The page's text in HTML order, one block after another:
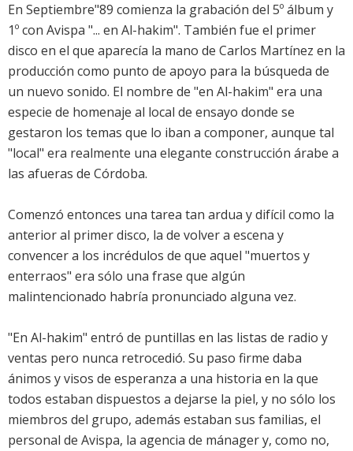
En Septiembre"89 comienza la grabación del 5º álbum y
1º con Avispa "... en Al-hakim". También fue el primer
disco en el que aparecía la mano de Carlos Martínez en la
producción como punto de apoyo para la búsqueda de
un nuevo sonido. El nombre de "en Al-hakim" era una
especie de homenaje al local de ensayo donde se
gestaron los temas que lo iban a componer, aunque tal
"local" era realmente una elegante construcción árabe a
las afueras de Córdoba.
Comenzó entonces una tarea tan ardua y difícil como la
anterior al primer disco, la de volver a escena y
convencer a los incrédulos de que aquel "muertos y
enterraos" era sólo una frase que algún
malintencionado habría pronunciado alguna vez.
"En Al-hakim" entró de puntillas en las listas de radio y
ventas pero nunca retrocedió. Su paso firme daba
ánimos y visos de esperanza a una historia en la que
todos estaban dispuestos a dejarse la piel, y no sólo los
miembros del grupo, además estaban sus familias, el
personal de Avispa, la agencia de mánager y, como no,